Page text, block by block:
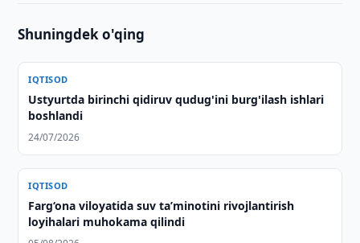
Shuningdek o'qing
IQTISOD
Ustyurtda birinchi qidiruv qudug'ini burg'ilash ishlari
boshlandi
24/07/2026
IQTISOD
Farg‘ona viloyatida suv taʼminotini rivojlantirish
loyihalari muhokama qilindi